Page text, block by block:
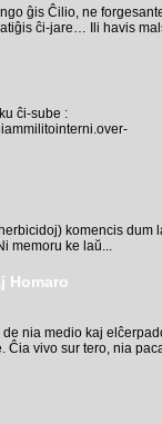
ĝis Ĉilio, ne
ĉi-jare… Ili havis
ĉi-sube :
komencis dum
memoru ke laŭ...
Homaro
nia medio kaj
Ĉia vivo sur tero, nia